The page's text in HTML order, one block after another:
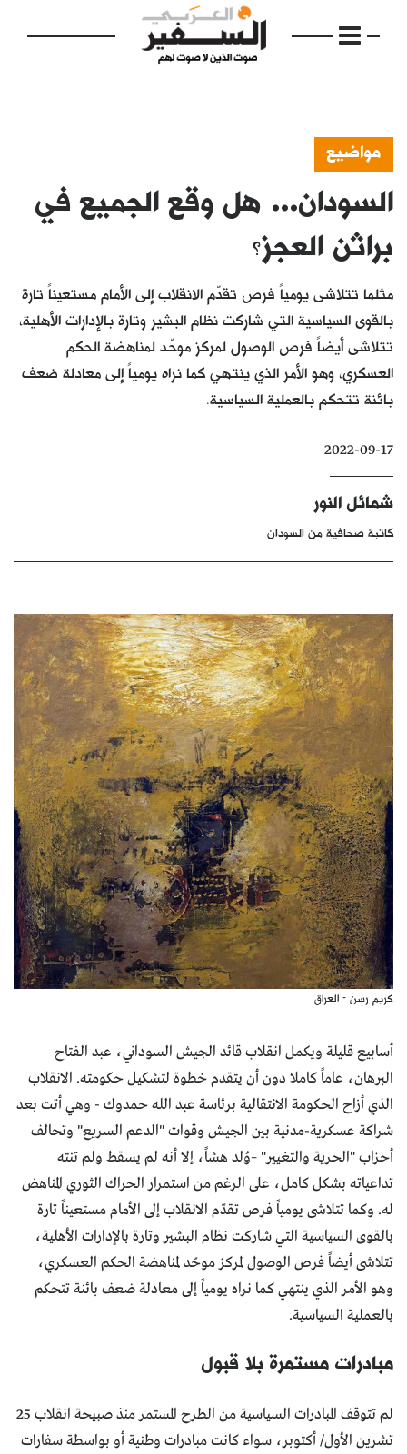
الرئيسية
مواضيع
فكرة
دفاتر
بالصورة
مواضيع
السودان… هل وقع الجميع في
براثن العجز؟
مثلما تتلاشى يومياً فرص تقدّم الانقلاب إلى الأمام مستعيناً تارة
بالقوى السياسية التي شاركت نظام البشير وتارة بالإدارات الأهلية،
تتلاشى أيضاً فرص الوصول لمركز موحّد لمناهضة الحكم
العسكري، وهو الأمر الذي ينتهي كما نراه يومياً إلى معادلة ضعف
بائنة تتحكم بالعملية السياسية.
2022-09-17
شمائل النور
كاتبة صحافية من السودان
كريم رسن - العراق
أسابيع قليلة ويكمل انقلاب قائد الجيش السوداني، عبد الفتاح
البرهان، عاماً كاملا دون أن يتقدم خطوة لتشكيل حكومته. الانقلاب
الذي أزاح الحكومة الانتقالية برئاسة عبد الله حمدوك - وهي أتت بعد
شراكة عسكرية-مدنية بين الجيش وقوات "الدعم السريع" وتحالف
أحزاب "الحرية والتغيير" –وُلد هشاً، إلا أنه لم يسقط ولم تنته
تداعياته بشكل كامل، على الرغم من استمرار الحراك الثوري المناهض
له. وكما تتلاشى يومياً فرص تقدّم الانقلاب إلى الأمام مستعيناً تارة
بالقوى السياسية التي شاركت نظام البشير وتارة بالإدارات الأهلية،
تتلاشى أيضاً فرص الوصول لمركز موحّد لمناهضة الحكم العسكري،
وهو الأمر الذي ينتهي كما نراه يومياً إلى معادلة ضعف بائنة تتحكم
بالعملية السياسية.
مبادرات مستمرة بلا قبول
لم تتوقف المبادرات السياسية من الطرح المستمر منذ صبيحة انقلاب 25
تشرين الأول/ أكتوبر، سواء كانت مبادرات وطنية أو بواسطة سفارات